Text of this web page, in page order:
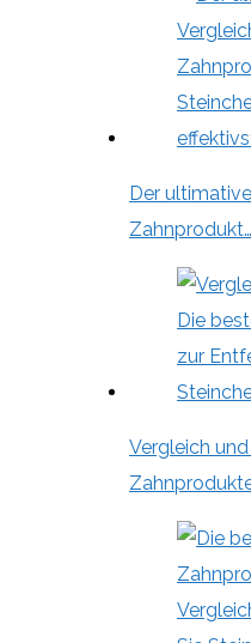
Der
Zahnprodukt…
Vergleich